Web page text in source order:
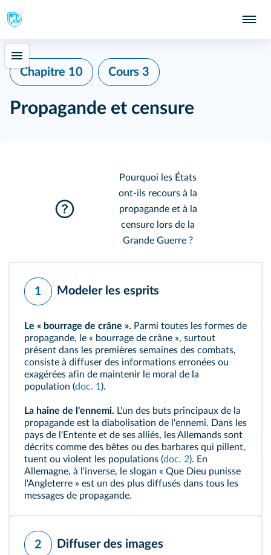
Chapitre 10 Cours 3
Propagande et censure
Pourquoi les États
ont‑ils recours à la
propagande et à la
censure lors de la
Grande Guerre ?
1 Modeler les esprits
Le « bourrage de crâne ». Parmi toutes les formes de
propagande, le « bourrage de crâne », surtout
présent dans les premières semaines des combats,
consiste à diffuser des informations erronées ou
exagérées afin de maintenir le moral de la
population (doc. 1).
La haine de l'ennemi. L'un des buts principaux de la
propagande est la diabolisation de l'ennemi. Dans les
pays de l'Entente et de ses alliés, les Allemands sont
décrits comme des bêtes ou des barbares qui pillent,
tuent ou violent les populations (doc. 2). En
Allemagne, à l'inverse, le slogan « Que Dieu punisse
l'Angleterre » est un des plus diffusés dans tous les
messages de propagande.
2 Diffuser des images